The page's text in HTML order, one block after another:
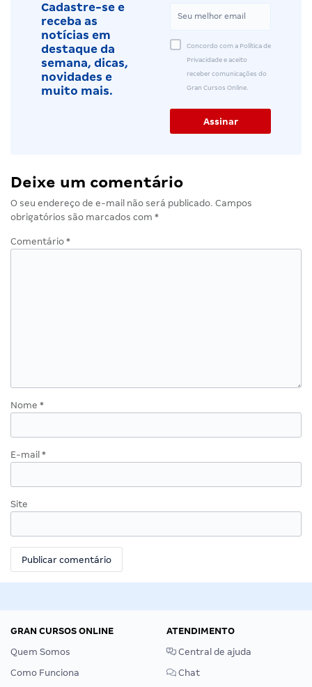
Cadastre-se e
receba as
notícias em
destaque da
semana, dicas,
novidades e
muito mais.
Concordo com a Política de
Privacidade e aceito
receber comunicações do
Gran Cursos Online.
Deixe um comentário
O seu endereço de e-mail não será publicado. Campos
obrigatórios são marcados com *
Comentário *
Nome *
E-mail *
Site
GRAN CURSOS ONLINE
Quem Somos
Como Funciona
ATENDIMENTO
Central de ajuda
Chat